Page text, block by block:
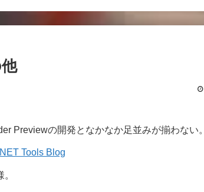
Previewの開発となかなか足並みが揃わない。
Tools Blog